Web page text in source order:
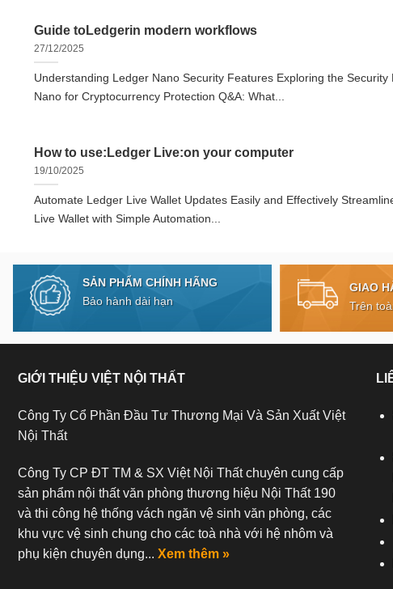
Guide toLedgerin modern workflows
27/12/2025
Understanding Ledger Nano Security Features Exploring the
Nano for Cryptocurrency Protection Q&A: What...
How to use:Ledger Live:on your computer
19/10/2025
Automate Ledger Live Wallet Updates Easily and Effectively
Live Wallet with Simple Automation...
SẢN PHẨM CHÍNH HÃNG
Bảo hành dài hạn
GIAO
Trên
GIỚI THIỆU VIỆT NỘI THẤT
Công Ty Cổ Phần Đầu Tư Thương Mại Và Sản Xuất Việt
Nội Thất
Công Ty CP ĐT TM & SX Việt Nội Thất chuyên cung cấp
sản phẩm nội thất văn phòng thương hiệu Nội Thất 190
và thi công hệ thống vách ngăn vệ sinh văn phòng, các
khu vực vệ sinh chung cho các toà nhà với hệ nhôm và
phụ kiện chuyên dụng... Xem thêm »